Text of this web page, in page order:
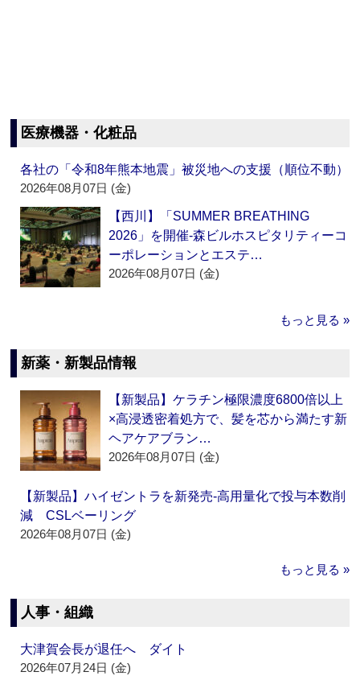
医療機器・化粧品
各社の「令和8年熊本地震」被災地への支援（順位不動）
2026年08月07日 (金)
【西川】「SUMMER BREATHING
2026」を開催‐森ビルホスピタリティーコ
ーポレーションとエステ…
2026年08月07日 (金)
もっと見る »
新薬・新製品情報
【新製品】ケラチン極限濃度6800倍以上
×高浸透密着処方で、髪を芯から満たす新
ヘアケアブラン…
2026年08月07日 (金)
【新製品】ハイゼントラを新発売‐高用量化で投与本数削
減 CSLベーリング
2026年08月07日 (金)
もっと見る »
人事・組織
大津賀会長が退任へ ダイト
2026年07月24日 (金)